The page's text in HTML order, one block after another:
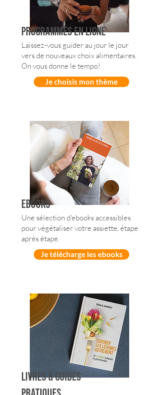
programmes en ligne
Laissez-vous guider au jour le jour
vers de nouveaux choix alimentaires.
On vous donne le tempo!
Je choisis mon thème
ebooks
Une sélection d'ebooks accessibles
pour végétaliser votre assiette, étape
après étape.
Je télécharge les ebooks
livres & guides